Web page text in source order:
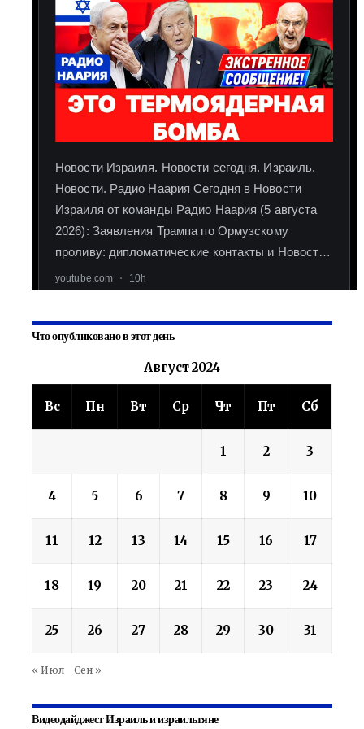
Что опубликовано в этот день
Август 2024
Вс Пн Вт Ср Чт Пт Сб
1 2 3
4 5 6 7 8 9 10
11 12 13 14 15 16 17
18 19 20 21 22 23 24
25 26 27 28 29 30 31
« Июл Сен »
Видеодайджест Израиль и израильтяне